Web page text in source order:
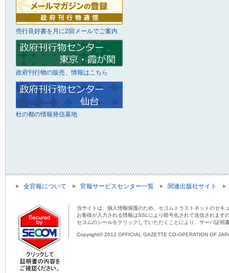
売行良好書を月に2回メールでご案内
政府刊行物の販売、情報はこちら
杜の都の情報発信基地
全官報について 官報サービスセンター一覧 関連出版社サイト
当サイトは、個人情報保護のため、セコムトラストネットのセキ
お客様が入力される情報はSSLにより暗号化されて送信されま
セコムのシールをクリックしていただくことにより、サーバ証明
Copyright© 2012 OFFICIAL GAZETTE CO-OPERATION OF